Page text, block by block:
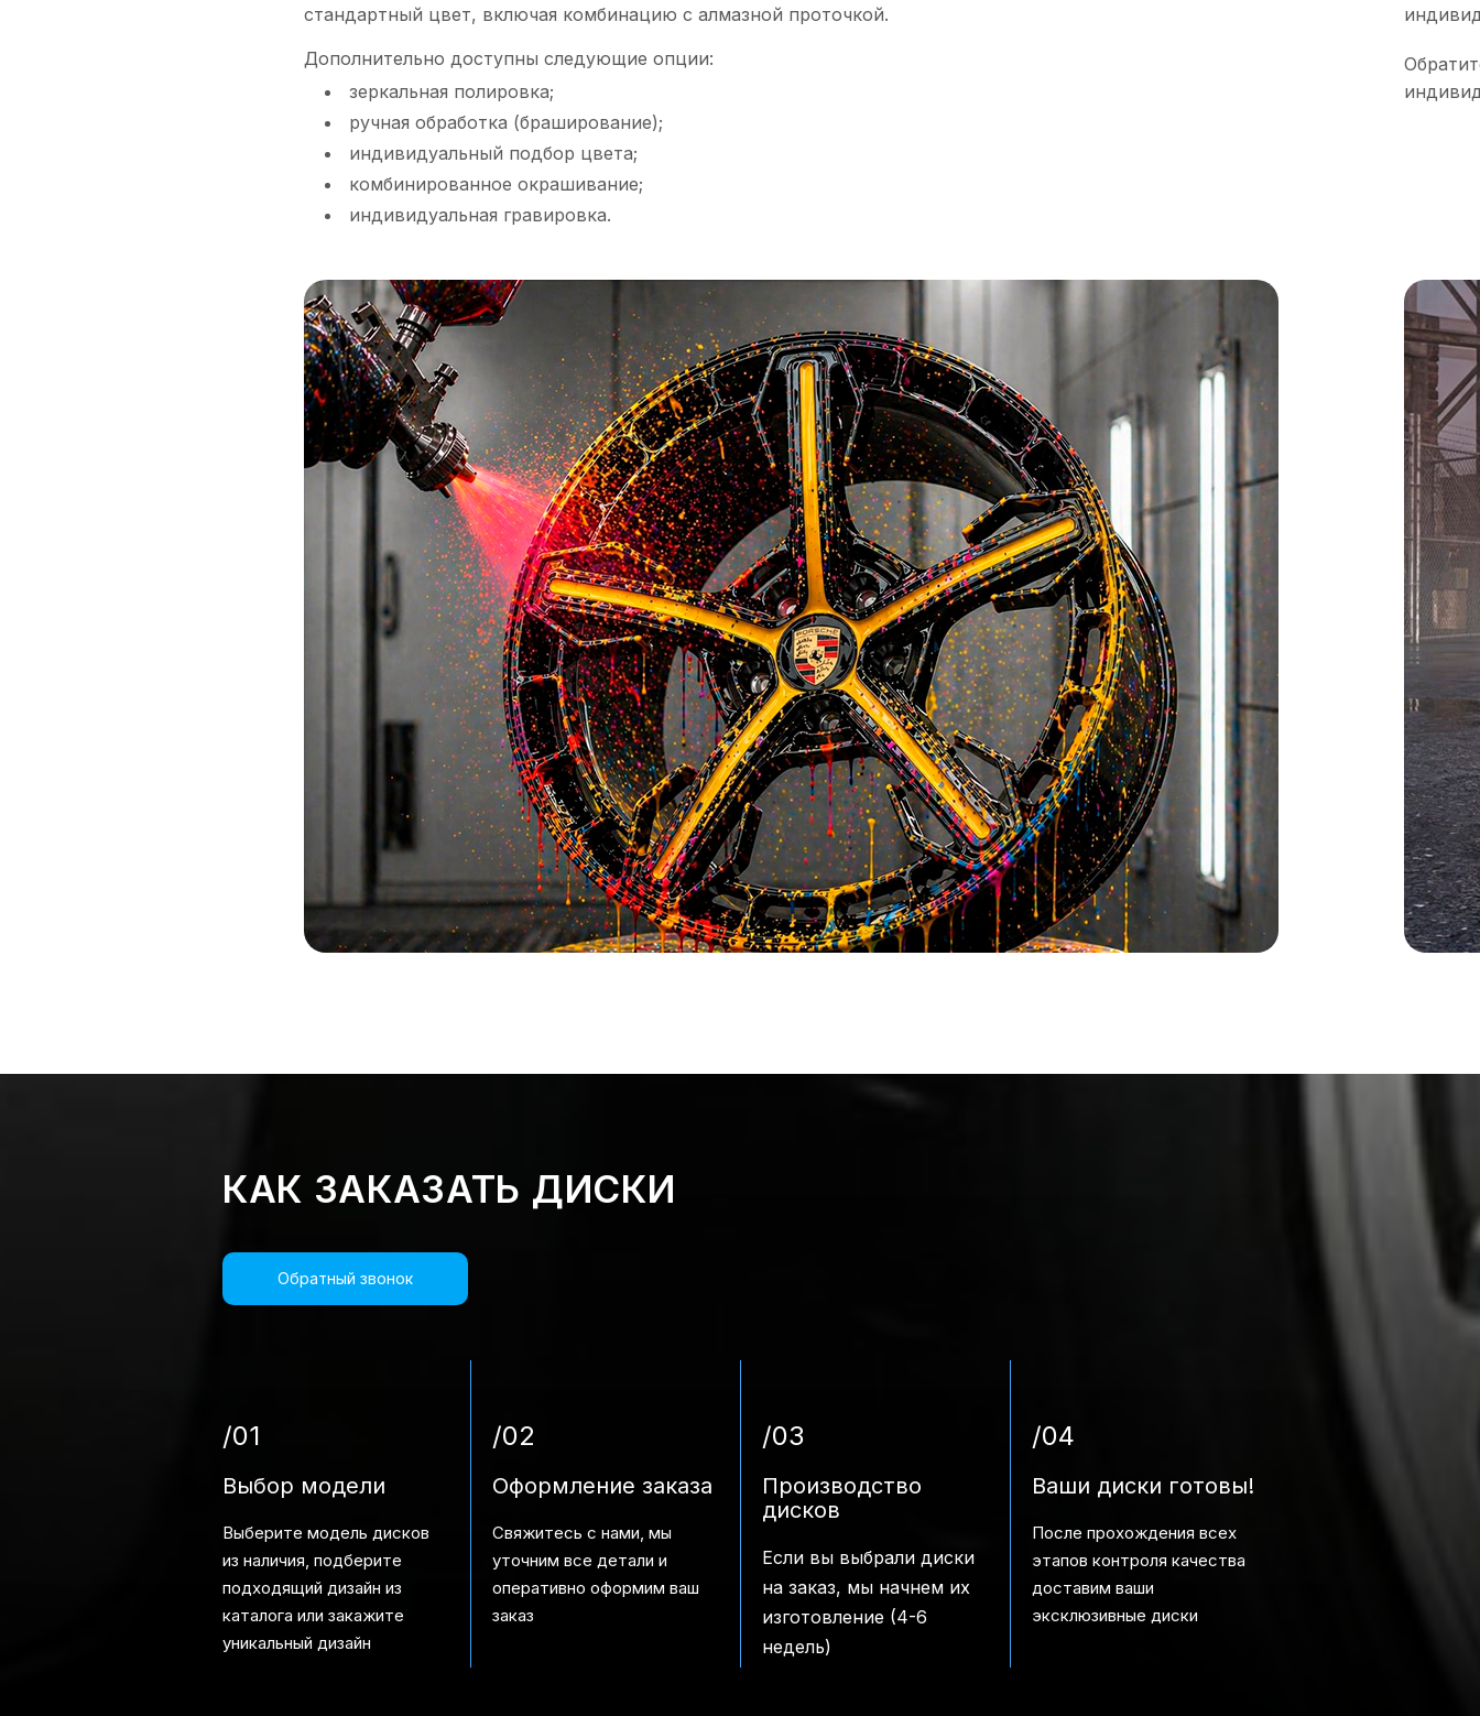
стандартный цвет, включая комбинацию с алмазной проточкой.
Дополнительно доступны следующие опции:
зеркальная полировка;
ручная обработка (браширование);
индивидуальный подбор цвета;
комбинированное окрашивание;
индивидуальная гравировка.
КАК ЗАКАЗАТЬ ДИСКИ
Обратный звонок
/01
Выбор модели
Выберите модель дисков
из наличия, подберите
подходящий дизайн из
каталога или закажите
уникальный дизайн
/02
Оформление заказа
Свяжитесь с нами, мы
уточним все детали и
оперативно оформим ваш
заказ
/03
Производство
дисков
Если вы выбрали диски
на заказ, мы начнем их
изготовление (4-6
недель)
/04
Ваши диски готовы!
После прохождения всех
этапов контроля качества
доставим ваши
эксклюзивные диски